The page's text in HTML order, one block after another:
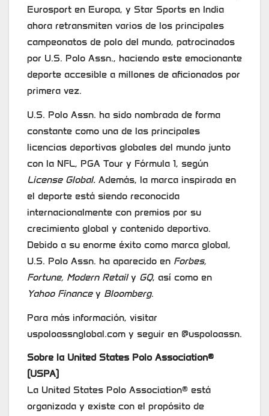
Eurosport en Europa, y Star Sports en India
ahora retransmiten varios de los principales
campeonatos de polo del mundo, patrocinados
por U.S. Polo Assn., haciendo este emocionante
deporte accesible a millones de aficionados por
primera vez.
U.S. Polo Assn. ha sido nombrada de forma
constante como una de las principales
licencias deportivas globales del mundo junto
con la NFL, PGA Tour y Fórmula 1, según
License Global. Además, la marca inspirada en
el deporte está siendo reconocida
internacionalmente con premios por su
crecimiento global y contenido deportivo.
Debido a su enorme éxito como marca global,
U.S. Polo Assn. ha aparecido en Forbes,
Fortune, Modern Retaily GQ, así como en
Yahoo Finance y Bloomberg.
Para más información, visitar
uspoloassnglobal.com y seguir en @uspoloassn.
Sobre la United States Polo Association®
(USPA)
La United States Polo Association® está
organizada y existe con el propósito de